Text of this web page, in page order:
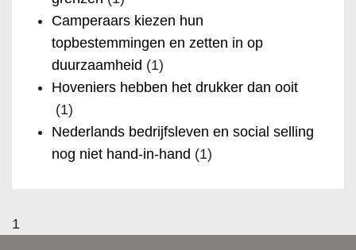
Camperaars kiezen hun
topbestemmingen en zetten in op
duurzaamheid (1)
Hoveniers hebben het drukker dan ooit
(1)
Nederlands bedrijfsleven en social selling
nog niet hand-in-hand (1)
1